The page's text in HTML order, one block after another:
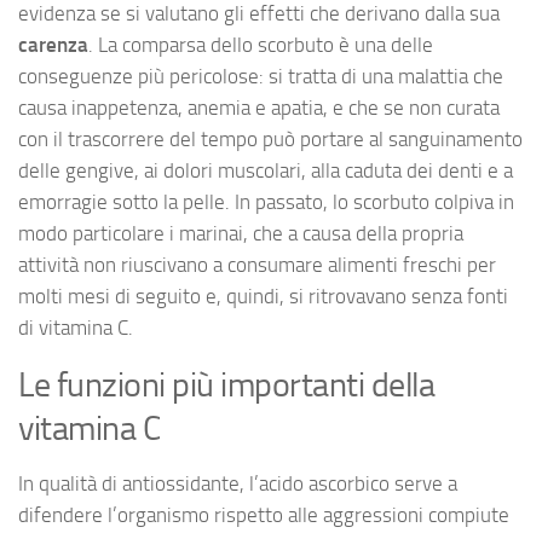
evidenza se si valutano gli effetti che derivano dalla sua
carenza. La comparsa dello scorbuto è una delle
conseguenze più pericolose: si tratta di una malattia che
causa inappetenza, anemia e apatia, e che se non curata
con il trascorrere del tempo può portare al sanguinamento
delle gengive, ai dolori muscolari, alla caduta dei denti e a
emorragie sotto la pelle. In passato, lo scorbuto colpiva in
modo particolare i marinai, che a causa della propria
attività non riuscivano a consumare alimenti freschi per
molti mesi di seguito e, quindi, si ritrovavano senza fonti
di vitamina C.
Le funzioni più importanti della
vitamina C
In qualità di antiossidante, l’acido ascorbico serve a
difendere l’organismo rispetto alle aggressioni compiute